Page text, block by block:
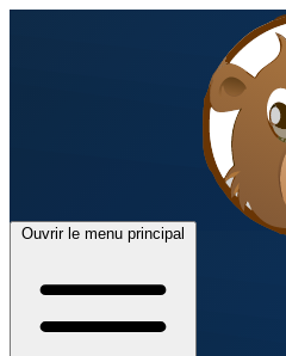
Ouvrir le menu principal